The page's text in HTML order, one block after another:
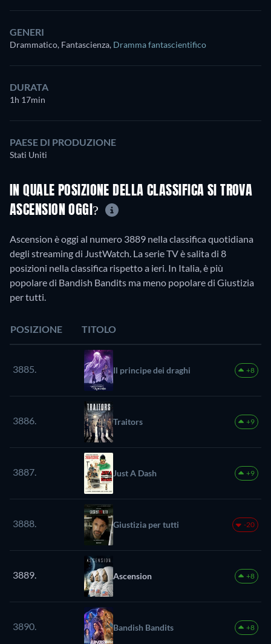
GENERI
Drammatico, Fantascienza, Dramma fantascientifico
DURATA
1h 17min
PAESE DI PRODUZIONE
Stati Uniti
IN QUALE POSIZIONE DELLA CLASSIFICA SI TROVA
ASCENSION OGGI?
Ascension è oggi al numero 3889 nella classifica quotidiana
degli streaming di JustWatch. La serie TV è salita di 8
posizioni nella classifica rispetto a ieri. In Italia, è più
popolare di Bandish Bandits ma meno popolare di Giustizia
per tutti.
POSIZIONE TITOLO
3885. Il principe dei draghi +8
3886. Traitors +9
3887. Just A Dash +9
3888. Giustizia per tutti -20
3889. Ascension +8
3890. Bandish Bandits +8